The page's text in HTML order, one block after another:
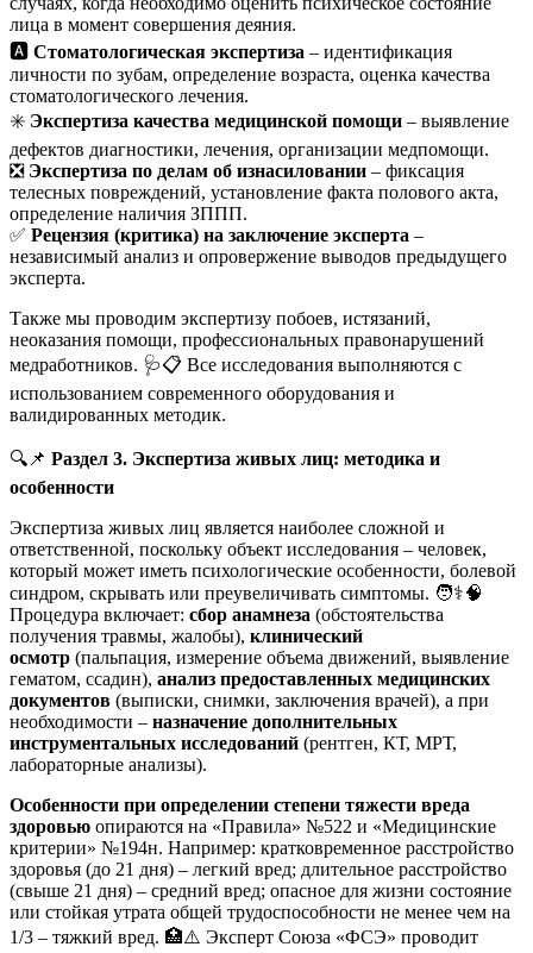
лица в момент совершения деяния.
🅰️ Стоматологическая экспертиза – идентификация
личности по зубам, определение возраста, оценка качества
стоматологического лечения.
✳️ Экспертиза качества медицинской помощи – выявление
дефектов диагностики, лечения, организации медпомощи.
❎ Экспертиза по делам об изнасиловании – фиксация
телесных повреждений, установление факта полового акта,
определение наличия ЗППП.
✅ Рецензия (критика) на заключение эксперта –
независимый анализ и опровержение выводов предыдущего
эксперта.
Также мы проводим экспертизу побоев, истязаний,
неоказания помощи, профессиональных правонарушений
медработников. 🩺📋 Все исследования выполняются с
использованием современного оборудования и
валидированных методик.
🔍📌 Раздел 3. Экспертиза живых лиц: методика и
особенности
Экспертиза живых лиц является наиболее сложной и
ответственной, поскольку объект исследования – человек,
который может иметь психологические особенности, болевой
синдром, скрывать или преувеличивать симптомы. 🧑⚕️🧠
Процедура включает: сбор анамнеза (обстоятельства
получения травмы, жалобы), клинический
осмотр (пальпация, измерение объема движений, выявление
гематом, ссадин), анализ предоставленных медицинских
документов (выписки, снимки, заключения врачей), а при
необходимости – назначение дополнительных
инструментальных исследований (рентген, КТ, МРТ,
лабораторные анализы).
Особенности при определении степени тяжести вреда
здоровью опираются на «Правила» №522 и «Медицинские
критерии» №194н. Например: кратковременное расстройство
здоровья (до 21 дня) – легкий вред; длительное расстройство
(свыше 21 дня) – средний вред; опасное для жизни состояние
или стойкая утрата общей трудоспособности не менее чем на
1/3 – тяжкий вред. 🏥⚠️ Эксперт Союза «ФСЭ» проводит